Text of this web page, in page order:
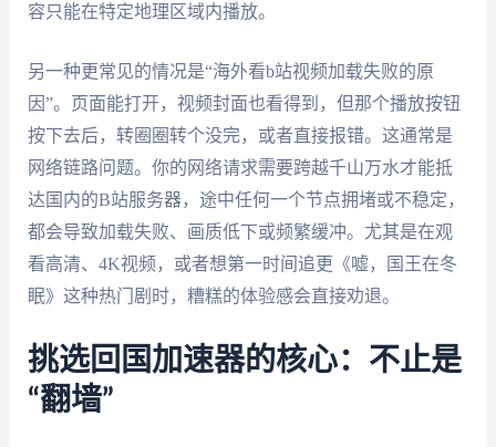
容只能在特定地理区域内播放。
另一种更常见的情况是“海外看b站视频加载失败的原
因”。页面能打开，视频封面也看得到，但那个播放按钮
按下去后，转圈圈转个没完，或者直接报错。这通常是
网络链路问题。你的网络请求需要跨越千山万水才能抵
达国内的B站服务器，途中任何一个节点拥堵或不稳定，
都会导致加载失败、画质低下或频繁缓冲。尤其是在观
看高清、4K视频，或者想第一时间追更《嘘，国王在冬
眠》这种热门剧时，糟糕的体验感会直接劝退。
挑选回国加速器的核心：不止是
“翻墙”